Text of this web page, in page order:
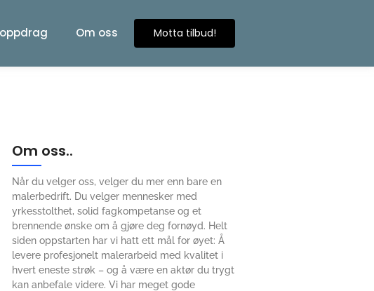
Om oss Motta tilbud!
Om oss..
Når du velger oss, velger du mer enn bare en
malerbedrift. Du velger mennesker med
yrkesstolthet, solid fagkompetanse og et
brennende ønske om å gjøre deg fornøyd. Helt
siden oppstarten har vi hatt ett mål for øyet: Å
levere profesjonelt malerarbeid med kvalitet i
hvert eneste strøk – og å være en aktør du trygt
kan anbefale videre. Vi har meget gode